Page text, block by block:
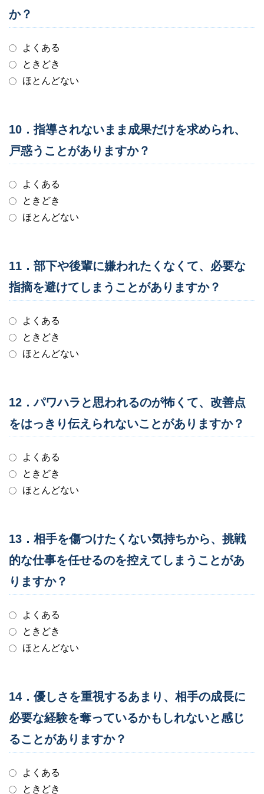
か？
よくある
ときどき
ほとんどない
10．指導されないまま成果だけを求められ、
戸惑うことがありますか？
よくある
ときどき
ほとんどない
11．部下や後輩に嫌われたくなくて、必要な
指摘を避けてしまうことがありますか？
よくある
ときどき
ほとんどない
12．パワハラと思われるのが怖くて、改善点
をはっきり伝えられないことがありますか？
よくある
ときどき
ほとんどない
13．相手を傷つけたくない気持ちから、挑戦
的な仕事を任せるのを控えてしまうことがあ
りますか？
よくある
ときどき
ほとんどない
14．優しさを重視するあまり、相手の成長に
必要な経験を奪っているかもしれないと感じ
ることがありますか？
よくある
ときどき